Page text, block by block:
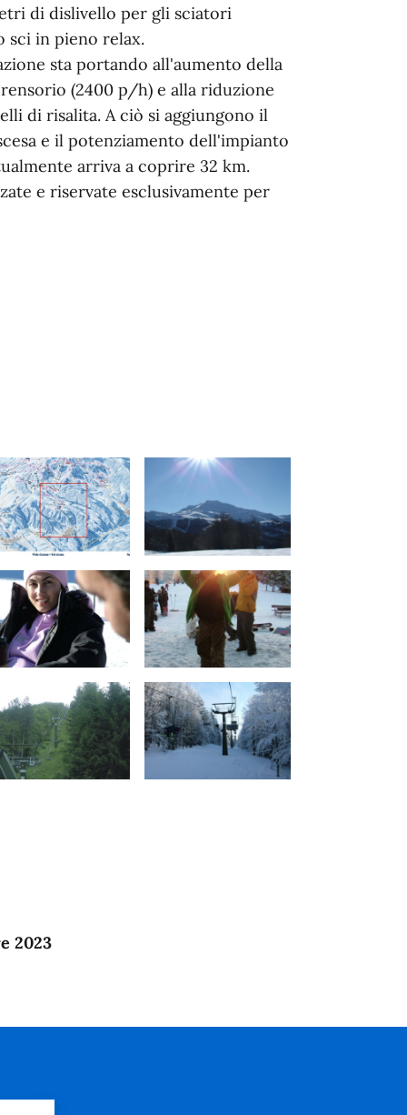
di dislivello per gli sciatori
sci in pieno relax.
sta portando all'aumento della
(2400 p/h) e alla riduzione
di risalita. A ciò si aggiungono il
e il potenziamento dell'impianto
arriva a coprire 32 km.
e riservate esclusivamente per
2023